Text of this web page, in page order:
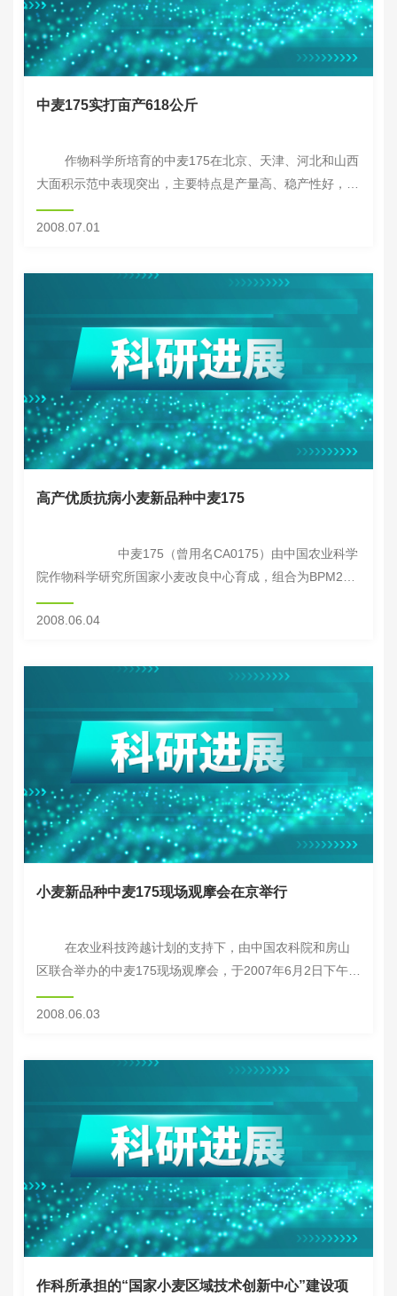
中麦175实打亩产618公斤
作物科学所培育的中麦175在北京、天津、河北和山西
大面积示范中表现突出，主要特点是产量高、稳产性好，抗
病、抗高温、抗倒伏，水份利用率高，适应性广，受到各级
领导、种子经销商和麦农的偏爱。...
2008.07.01
高产优质抗病小麦新品种中麦175
院作物科学研究所国家小麦改良中心育成，组合为BPM27/
京411，2007年通过北京市和山西省品种审定。...
2008.06.04
小麦新品种中麦175现场观摩会在京举行
在农业科技跨越计划的支持下，由中国农科院和房山
区联合举办的中麦175现场观摩会，于2007年6月2日下午在
房山区举行，中国农科院院长翟虎渠教授、副院长刘旭研究
员、科技局王小虎局长、庄巧...
2008.06.03
作科所承担的“国家小麦区域技术创新中心”建设项